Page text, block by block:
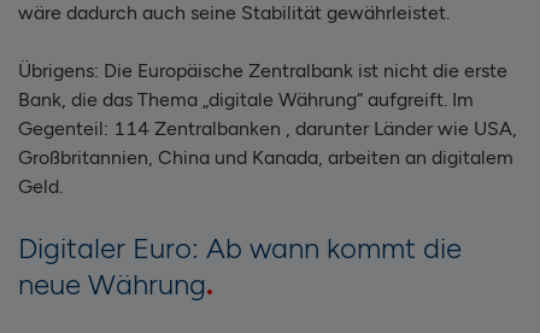
wäre dadurch auch seine Stabilität gewährleistet.
Übrigens: Die Europäische Zentralbank ist nicht die erste
Bank, die das Thema „digitale Währung“ aufgreift. Im
Gegenteil: 114 Zentralbanken , darunter Länder wie USA,
Großbritannien, China und Kanada, arbeiten an digitalem
Geld.
Digitaler Euro: Ab wann kommt die
neue Währung